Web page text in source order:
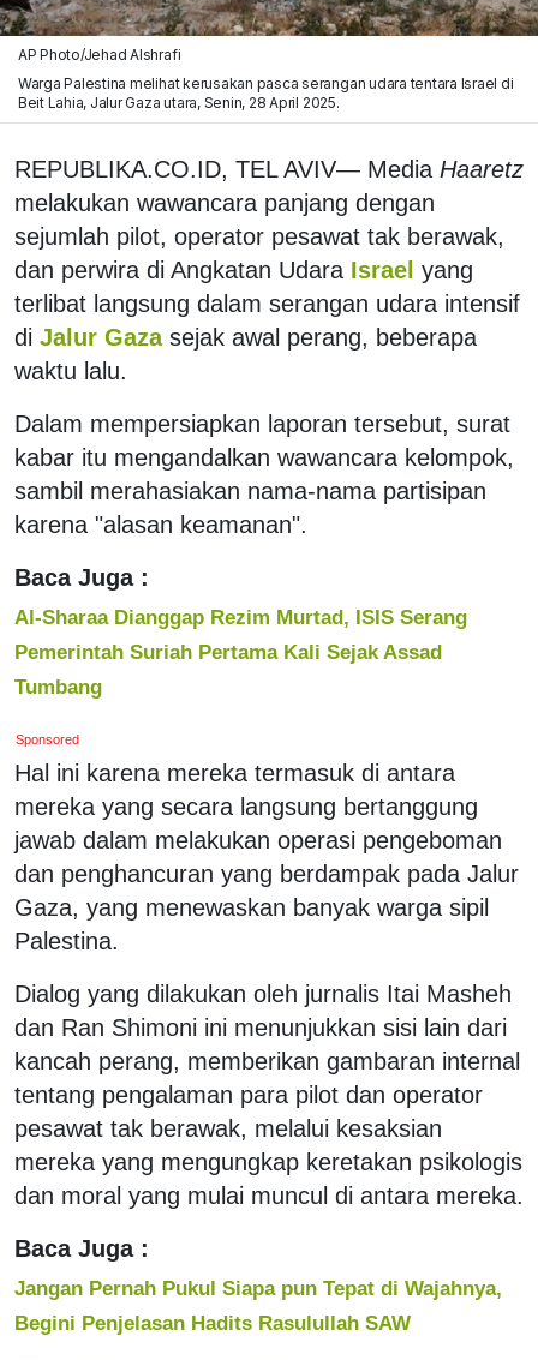
AP Photo/Jehad Alshrafi
Warga Palestina melihat kerusakan pasca serangan udara tentara Israel di
Beit Lahia, Jalur Gaza utara, Senin, 28 April 2025.
REPUBLIKA.CO.ID, TEL AVIV— Media Haaretz
melakukan wawancara panjang dengan
sejumlah pilot, operator pesawat tak berawak,
dan perwira di Angkatan Udara Israel yang
terlibat langsung dalam serangan udara intensif
di Jalur Gaza sejak awal perang, beberapa
waktu lalu.
Dalam mempersiapkan laporan tersebut, surat
kabar itu mengandalkan wawancara kelompok,
sambil merahasiakan nama-nama partisipan
karena "alasan keamanan".
Baca Juga :
Al-Sharaa Dianggap Rezim Murtad, ISIS Serang
Pemerintah Suriah Pertama Kali Sejak Assad
Tumbang
Sponsored
Hal ini karena mereka termasuk di antara
mereka yang secara langsung bertanggung
jawab dalam melakukan operasi pengeboman
dan penghancuran yang berdampak pada Jalur
Gaza, yang menewaskan banyak warga sipil
Palestina.
Dialog yang dilakukan oleh jurnalis Itai Masheh
dan Ran Shimoni ini menunjukkan sisi lain dari
kancah perang, memberikan gambaran internal
tentang pengalaman para pilot dan operator
pesawat tak berawak, melalui kesaksian
mereka yang mengungkap keretakan psikologis
dan moral yang mulai muncul di antara mereka.
Baca Juga :
Jangan Pernah Pukul Siapa pun Tepat di Wajahnya,
Begini Penjelasan Hadits Rasulullah SAW